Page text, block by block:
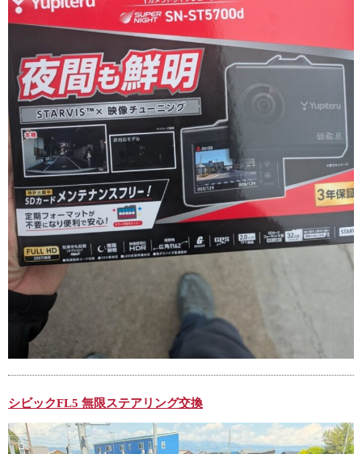
シビックFL5 無限ステアリング交換